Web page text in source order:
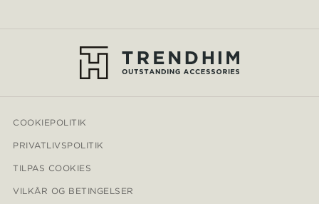
COOKIEPOLITIK
PRIVATLIVSPOLITIK
TILPAS COOKIES
VILKÅR OG BETINGELSER